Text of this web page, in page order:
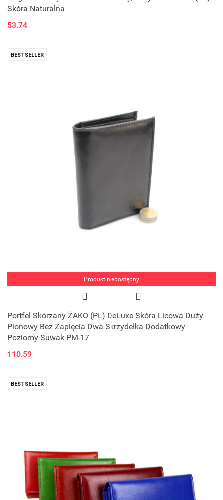
Skóra Naturalna
53.74
BESTSELLER
Produkt niedostępny
Portfel Skórzany ŻAKO (PL) DeLuxe Skóra Licowa Duży
Pionowy Bez Zapięcia Dwa Skrzydełka Dodatkowy
Poziomy Suwak PM-17
110.59
BESTSELLER